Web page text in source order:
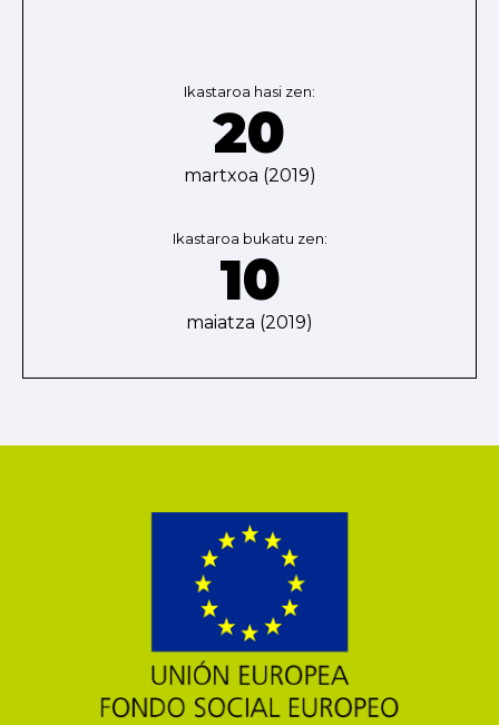
Ikastaroa hasi zen:
20
martxoa (2019)
Ikastaroa bukatu zen:
10
maiatza (2019)